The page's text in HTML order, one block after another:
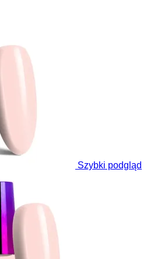
Szybki podgląd